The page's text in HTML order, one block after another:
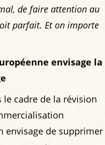
de faire attention au
parfait. Et on importe
envisage la
cadre de la révision
envisage de supprimer